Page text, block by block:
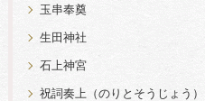
玉串奉奠
生田神社
石上神宮
祝詞奏上（のりとそうじょう）